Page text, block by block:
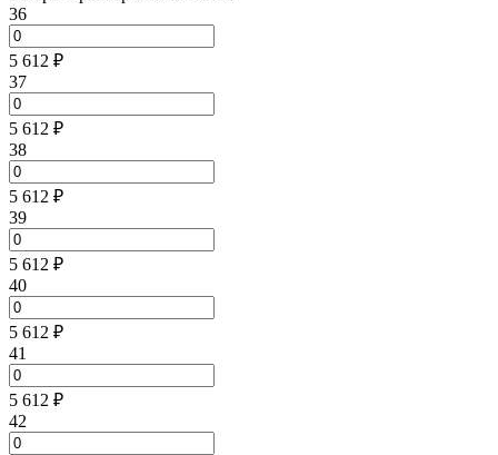
36
5 612 ₽
37
5 612 ₽
38
5 612 ₽
39
5 612 ₽
40
5 612 ₽
41
5 612 ₽
42